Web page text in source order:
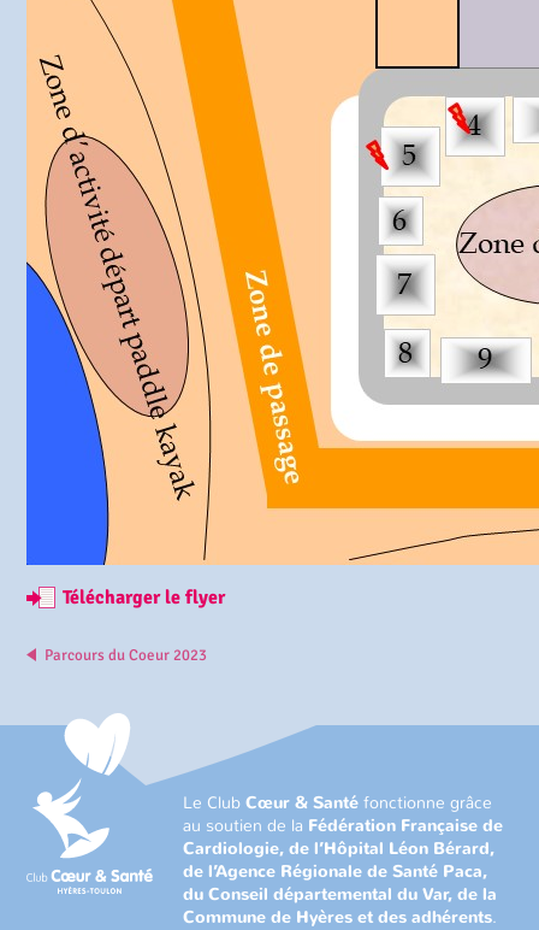
Télécharger le flyer
Parcours du Coeur 2023
Le ClubCœur & Santé fonctionne grâce
au soutien de la Fédération Française de
Cardiologie, de l’Hôpital Léon Bérard,
de l’Agence Régionale de Santé Paca,
du Conseil départemental du Var, de la
Commune de Hyères et des adhérents.